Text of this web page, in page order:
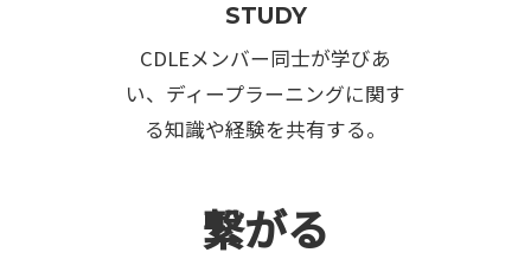
STUDY
CDLEメンバー同士が学びあ
い、ディープラーニングに関す
る知識や経験を共有する。
繋がる